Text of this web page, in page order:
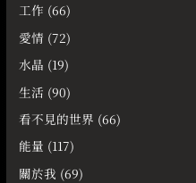
工作 (66)
愛情 (72)
水晶 (19)
生活 (90)
看不見的世界 (66)
能量 (117)
關於我 (69)